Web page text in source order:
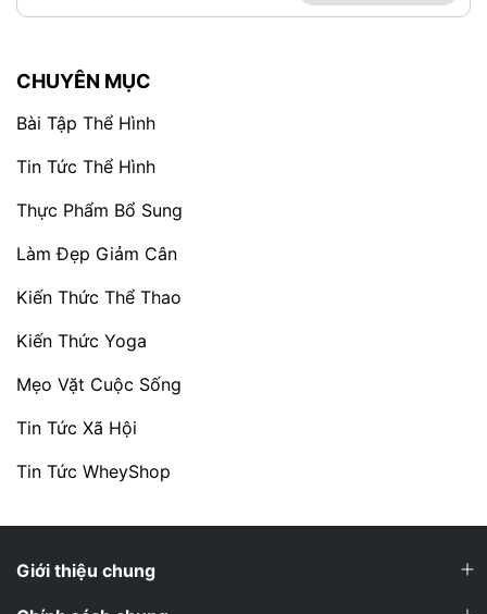
CHUYÊN MỤC
Bài Tập Thể Hình
Tin Tức Thể Hình
Thực Phẩm Bổ Sung
Làm Đẹp Giảm Cân
Kiến Thức Thể Thao
Kiến Thức Yoga
Mẹo Vặt Cuộc Sống
Tin Tức Xã Hội
Tin Tức WheyShop
Giới thiệu chung